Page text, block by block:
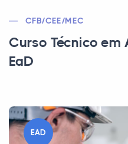
CFB/CEE/MEC
Curso Técnico em
EaD
EAD